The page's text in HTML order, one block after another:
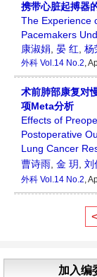
携带心脏起搏器
The Experience
Pacemakers
康淑娟 晏 红 杨
外科 Vol.14 No.2,
术前肺部康复对
项Meta分析
Effects of
Postoperative
Lung Cancer
曹诗雨 金 玥 刘
外科 Vol.14 No.2,
<
加入编